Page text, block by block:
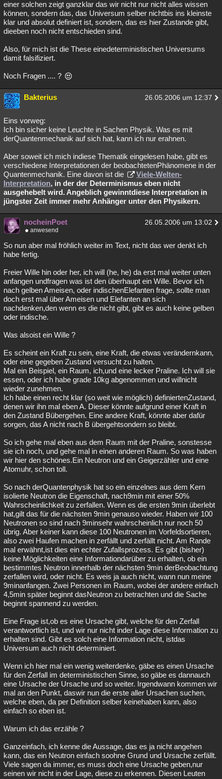
einer solchen zeigt ganzklar das wir nicht nur nicht alles wissen
können, sondern das, das Universum selber nichtbis ins kleinste
klar und absolut definiert ist, sondern, das es hier Zustande gibt,
dieeben noch nicht entschieden sind.
Also, für mich ist die These einedeterministischen Universums
damit falsifiziert.
Noch Fragen .... ?
Bakterius 26.05.2006 um 12:37
Eins vorweg:
Ich bin sicher keine Leuchte in Sachen Physik. Was es mit
derQuantenmechanik auf sich hat, kann ich nur erahnen.
Aber soweit ich mich indiese Thematik eingelesen habe, gibt es
verschiedene Interpretationen der beobachtetenPhänomene in der
Quantenmechanik. Eine davon ist die
Viele-Welten-
Interpretation, in der der Determinismus eben nicht
ausgehebelt wird. Angeblich gewinntdiese Interpretation in
jüngster Zeit immer mehr Anhänger unter den Physikern.
nocheinPoet 26.05.2006 um 13:02
anwesend
So nun aber mal fröhlich weiter im Text, nicht das wer denkt ich
habe fertig.
Freier Wille hin oder her, ich will (he, he) da erst mal weiter unten
anfangen undfragen was ist den überhaupt ein Wille. Bevor ich
nach gelben Ameisen, oder indischenElefanten frage, sollte man
doch erst mal über Ameisen und Elefanten an sich
nachdenken,den wenn es die nicht gibt, gibt es auch keine gelben
oder indische.
Was alsoist ein Wille ?
Es scheint ein Kraft zu sein, eine Kraft, die etwas verändernkann,
oder eine gegeben Zustand versucht zu halten.
Mal ein Beispiel, ein Raum, ich,und eine lecker Praline. Ich will sie
essen, oder ich habe grade 10kg abgenommen und willnicht
wieder zunehmen.
Ich habe einen recht klar (so weit wie möglich) definiertenZustand,
denen wir ihn mal eben A. Dieser könnte aufgrund einer Kraft in
den Zustand Bübergehen. Eine andere Kraft, könnte aber dafür
sorgen, das A nicht nach B übergehtsondern so bleibt.
So ich gehe mal eben aus dem Raum mit der Praline, sonstesse
sie ich noch, und gehe mal in einen anderen Raum. So was haben
wir hier den schönes.Ein Neutron und ein Geigerzähler und eine
Atomuhr, schon toll.
So nach derQuantenphysik hat so ein einzelnes aus dem Kern
isolierte Neutron die Eigenschaft, nach9min mit einer 50%
Wahrscheinlichkeit zu zerfallen. Wenn es die ersten 9min überlebt
hat,gilt das für die nächsten 9min genauso wieder. Haben wir 100
Neutronen so sind nach 9minsehr wahrscheinlich nur noch 50
übrig. Aber keiner kann diese 100 Neutronen im Vorfeldsortieren,
also zwei Haufen machen in zerfällt und zerfällt nicht. Am Rande
mal erwähnt,ist dies ein echter Zufallsprozess. Es gibt (bisher)
keine Möglichkeiten eine Informationdarüber zu erhalten, ob ein
bestimmtes Neutron innerhalb der nächsten 9min derBeobachtung
zerfallen wird, oder nicht. Es weis ja auch nicht, wann nun meine
9minanfangen. Zwei Personen im Raum, wobei der andere einfach
4,5min später beginnt dasNeutron zu betrachten und die Sache
beginnt spannend zu werden.
Eine Frage ist,ob es eine Ursache gibt, welche für den Zerfall
verantwortlich ist, und wir nur nicht inder Lage diese Information zu
erhalten sind. Gibt es solch eine Information nicht, istdas
Universum auch nicht determiniert.
Wenn ich hier mal ein wenig weiterdenke, gäbe es einen Ursache
für den Zerfall im deterministischen Sinne, so gäbe es dannauch
eine Ursache der Ursache und so weiter. Irgendwann kommen wir
mal an den Punkt, daswir nun die erste aller Ursachen suchen,
welche eben, da per Definition selber keinehaben kann, also
einfach so eben ist.
Warum ich das erzähle ?
Ganzeinfach, ich kenne die Aussage, das es ja nicht angehen
kann, das ein Neutron einfach soohne Grund und Ursache zerfällt.
Viele sagen da immer, es muss doch eine Ursache geben,nur
seinen wir nicht in der Lage, diese zu erkennen. Diesen Leuten